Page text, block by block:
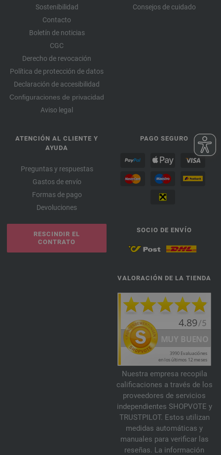
Sostenibilidad
Contacto
Boletín de noticias
CGC
Derecho de revocación
Política de protección de datos
Declaración de accesibilidad
Configuraciones de privacidad
Aviso legal
Consejos de cuidado
ATENCIÓN AL CLIENTE Y
AYUDA
Preguntas y respuestas
Gastos de envío
Formas de pago
Devoluciones
RESCINDIR EL
CONTRATO
PAGO SEGURO
SOCIO DE ENVÍO
VALORACIÓN DE LA TIENDA
Nuestra empresa recopila
calificaciones a través de los
proveedores de servicios
independientes SHOPVOTE y
TRUSTPILOT. Estos utilizan
medidas automáticas y
manuales para verificar las
reseñas. La información